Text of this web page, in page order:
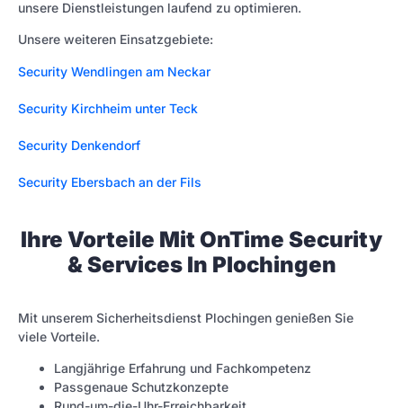
unsere Dienstleistungen laufend zu optimieren.
Unsere weiteren Einsatzgebiete:
Security Wendlingen am Neckar
Security Kirchheim unter Teck
Security Denkendorf
Security Ebersbach an der Fils
Ihre Vorteile Mit OnTime Security
& Services In Plochingen
Mit unserem Sicherheitsdienst Plochingen genießen Sie
viele Vorteile.
Langjährige Erfahrung und Fachkompetenz
Passgenaue Schutzkonzepte